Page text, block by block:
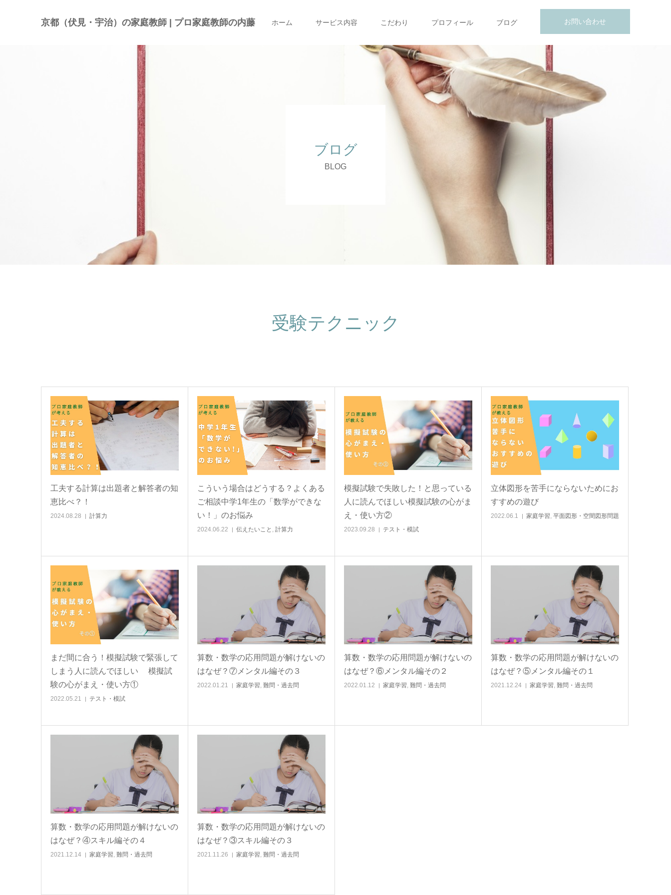
京都（伏見・宇治）の家庭教師 | プロ家庭教師の内藤 お問い合わせ
ホーム サービス内容 こだわり プロフィール ブログ
ブログ
BLOG
受験テクニック
工夫する計算は出題者と解答者の知
恵比べ？！
2024.08.28 計算力
こういう場合はどうする？よくある
ご相談中学1年生の「数学ができな
い！」のお悩み
2024.06.22 伝えたいこと , 計算力
模擬試験で失敗した！と思っている
人に読んでほしい模擬試験の心がま
え・使い方②
2023.09.28 テスト・模試
立体図形を苦手にならないためにお
すすめの遊び
2022.06.1 家庭学習, 平面図形・空間図形問題
まだ間に合う！模擬試験で緊張して
しまう人に読んでほしい 模擬試
験の心がまえ・使い方①
2022.05.21 テスト・模試
算数・数学の応用問題が解けないの
はなぜ？⑦メンタル編その３
2022.01.21 家庭学習, 難問・過去問
算数・数学の応用問題が解けないの
はなぜ？⑥メンタル編その２
2022.01.12 家庭学習, 難問・過去問
算数・数学の応用問題が解けないの
はなぜ？⑤メンタル編その１
2021.12.24 家庭学習, 難問・過去問
算数・数学の応用問題が解けないの
はなぜ？④スキル編その４
2021.12.14 家庭学習, 難問・過去問
算数・数学の応用問題が解けないの
はなぜ？③スキル編その３
2021.11.26 家庭学習, 難問・過去問